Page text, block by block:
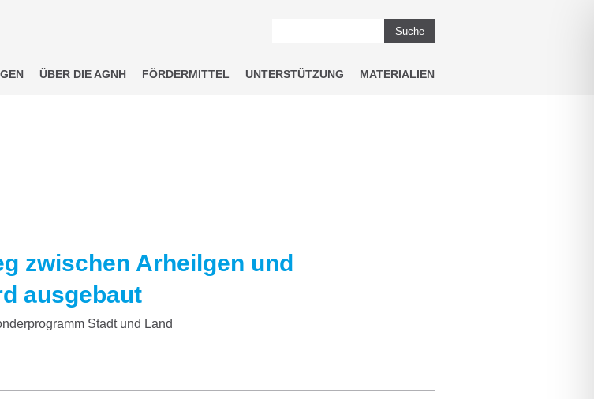
Suche
ÜBER DIE AGNH FÖRDERMITTEL UNTERSTÜTZUNG MATERIALIEN
zwischen Arheilgen und
ausgebaut
Stadt und Land